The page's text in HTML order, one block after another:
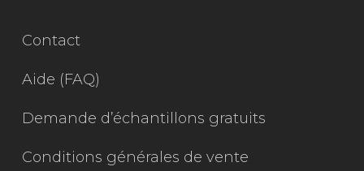
Contact
Aide (FAQ)
Demande d’échantillons gratuits
Conditions générales de vente